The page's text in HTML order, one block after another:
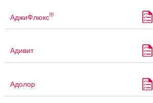
АджиФлюкс®
Адивит
Адолор